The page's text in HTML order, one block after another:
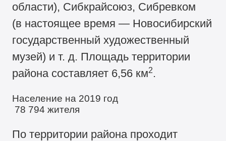
области), Сибкрайсоюз, Сибревком
(в настоящее время — Новосибирский
государственный художественный
музей) и т. д. Площадь территории
района составляет 6,56 км2.
Население на 2019 год
78 794 жителя
По территории района проходит